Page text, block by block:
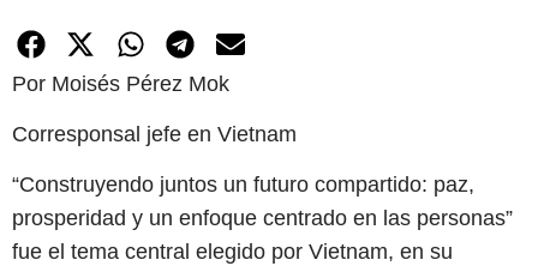
Por Moisés Pérez Mok
Corresponsal jefe en Vietnam
“Construyendo juntos un futuro compartido: paz,
prosperidad y un enfoque centrado en las personas”
fue el tema central elegido por Vietnam, en su